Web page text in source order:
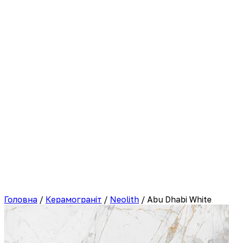
Головна / Керамограніт / Neolith / Abu Dhabi White